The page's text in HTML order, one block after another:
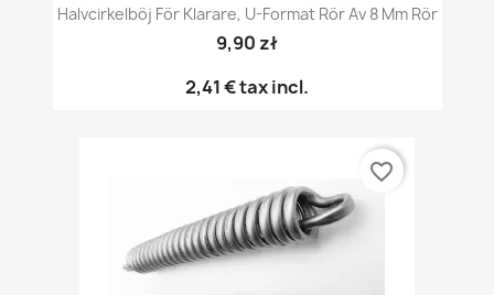
Halvcirkelböj För Klarare, U-Format Rör Av 8 Mm Rör
9,90 zł
2,41 €tax incl.
favorite_border